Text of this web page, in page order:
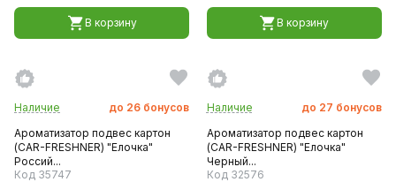
В корзину В корзину
Наличие до 26 бонусов
Ароматизатор подвес картон
(CAR-FRESHNER) "Елочка"
Россий...
Код 35747
Наличие до 27 бонусов
Ароматизатор подвес картон
(CAR-FRESHNER) "Елочка"
Черный...
Код 32576